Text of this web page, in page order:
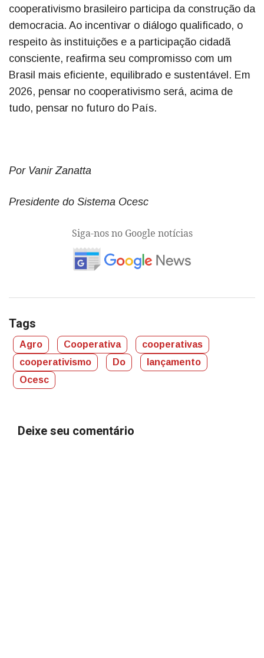
cooperativismo brasileiro participa da construção da
democracia. Ao incentivar o diálogo qualificado, o
respeito às instituições e a participação cidadã
consciente, reafirma seu compromisso com um
Brasil mais eficiente, equilibrado e sustentável. Em
2026, pensar no cooperativismo será, acima de
tudo, pensar no futuro do País.
Por Vanir Zanatta
Presidente do Sistema Ocesc
Siga-nos no Google notícias
Tags
Agro Cooperativa
cooperativas
cooperativismo
Do
lançamento
Ocesc
Deixe seu comentário